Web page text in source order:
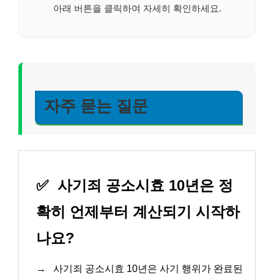
아래 버튼을 클릭하여 자세히 확인하세요.
자주 묻는 질문
✅ 사기죄 공소시효 10년은 정
확히 언제부터 계산되기 시작하
나요?
→
사기죄 공소시효 10년은 사기 행위가 완료된